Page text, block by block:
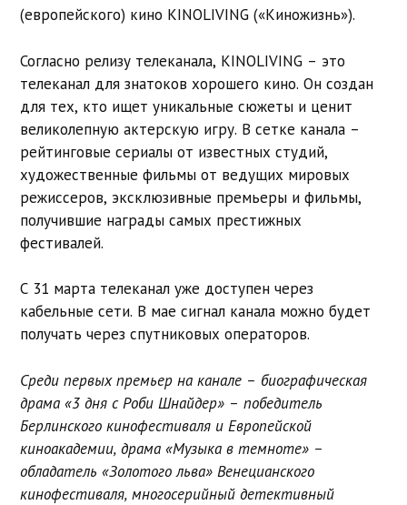
(европейского) кино KINOLIVING («Киножизнь»).
Согласно релизу телеканала, KINOLIVING – это
телеканал для знатоков хорошего кино. Он создан
для тех, кто ищет уникальные сюжеты и ценит
великолепную актерскую игру. В сетке канала –
рейтинговые сериалы от известных студий,
художественные фильмы от ведущих мировых
режиссеров, эксклюзивные премьеры и фильмы,
получившие награды самых престижных
фестивалей.
С 31 марта телеканал уже доступен через
кабельные сети. В мае сигнал канала можно будет
получать через спутниковых операторов.
Среди первых премьер на канале – биографическая
драма «3 дня с Роби Шнайдер» – победитель
Берлинского кинофестиваля и Европейской
киноакадемии, драма «Музыка в темноте» –
обладатель «Золотого льва» Венецианского
кинофестиваля, многосерийный детективный